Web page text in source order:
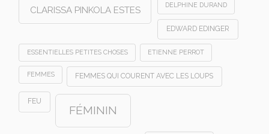
CLARISSA PINKOLA ESTES DELPHINE DURAND
EDWARD EDINGER
ESSENTIELLES PETITES CHOSES ETIENNE PERROT
FEMMES FEMMES QUI COURENT AVEC LES LOUPS
FEU
FÉMININ